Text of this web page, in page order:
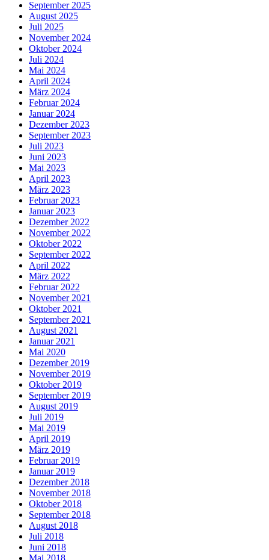
September 2025
August 2025
Juli 2025
November 2024
Oktober 2024
Juli 2024
Mai 2024
April 2024
März 2024
Februar 2024
Januar 2024
Dezember 2023
September 2023
Juli 2023
Juni 2023
Mai 2023
April 2023
März 2023
Februar 2023
Januar 2023
Dezember 2022
November 2022
Oktober 2022
September 2022
April 2022
März 2022
Februar 2022
November 2021
Oktober 2021
September 2021
August 2021
Januar 2021
Mai 2020
Dezember 2019
November 2019
Oktober 2019
September 2019
August 2019
Juli 2019
Mai 2019
April 2019
März 2019
Februar 2019
Januar 2019
Dezember 2018
November 2018
Oktober 2018
September 2018
August 2018
Juli 2018
Juni 2018
Mai 2018